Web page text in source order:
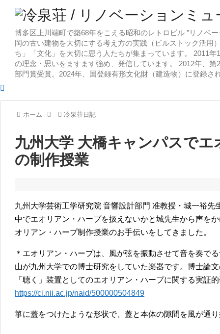
博多区上川端町で築68年をこえる昭和のレトロビル ”リノベ
岡の古い建物を大切にする考え方の実践（ビルストック活用
ち」「文化」を大切に思う人たちが集まっています。 2011
の理念・思いをますます強め、発信しています。 2012年、
部門賞受賞。2024年、国登録有形文化財（建造物）に登録さ
ホーム 冷泉荘日記
九州大学 大橋キャンパスで
の制作授業
九州大学芸術工学研究院 音響設計部門 准教授・城一裕先
中でエオリアン・ハープを扱えないかと城先生から声を
オリアン・ハープ制作授業のお手伝いをしてきました。
＊エオリアン・ハープは、風が弦を振動させて音を奏で
山が九州大学での博士研究をしていた楽器です。博士論
「聴く」装置としてのエオリアン・ハープに関する実証
https://ci.nii.ac.jp/naid/500000504849
箏に蓋をつけたような形状で、蓋と本体の隙間を風が通